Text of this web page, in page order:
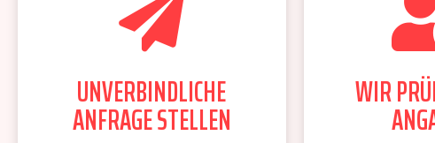
UNVERBINDLICHE
ANFRAGE STELLEN
WIR